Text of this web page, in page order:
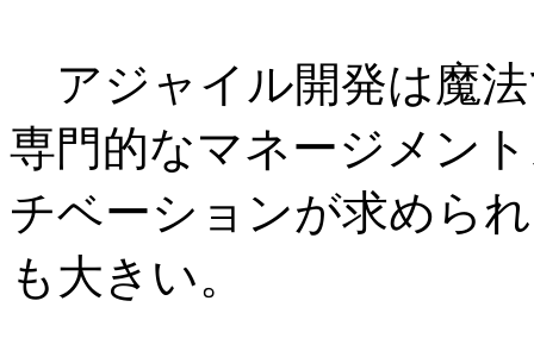
アジャイル開発は魔
専門的なマネージメン
チベーションが求めら
も大きい。